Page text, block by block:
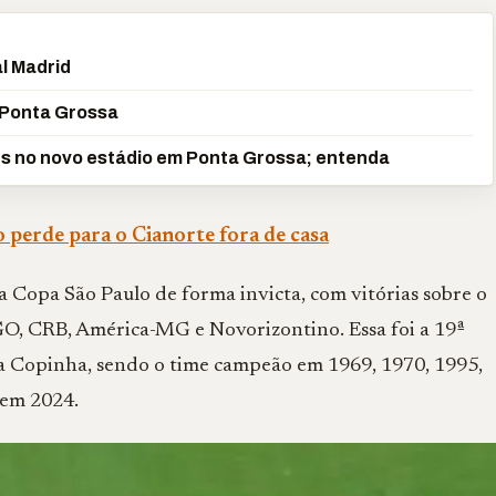
Madrid
Grossa
novo estádio em Ponta Grossa; entenda
para o Cianorte fora de casa
São Paulo de forma invicta, com vitórias sobre o
CRB, América-MG e Novorizontino. Essa foi a 19ª
sendo o time campeão em 1969, 1970, 1995,
2024.